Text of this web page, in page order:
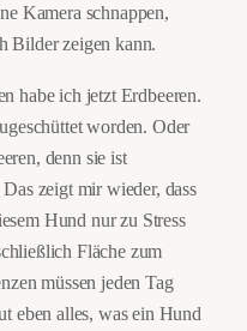
Kamera schnappen,
Bilder zeigen kann.
habe ich jetzt Erdbeeren.
worden. Oder
denn sie ist
zeigt mir wieder, dass
Hund nur zu Stress
Fläche zum
müssen jeden Tag
eben alles, was ein Hund